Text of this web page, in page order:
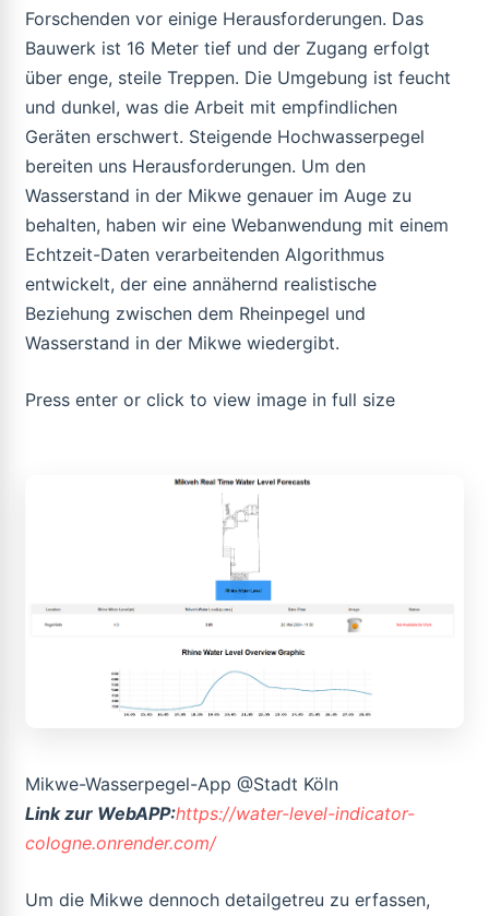
Forschenden vor einige Herausforderungen. Das
Bauwerk ist 16 Meter tief und der Zugang erfolgt
über enge, steile Treppen. Die Umgebung ist feucht
und dunkel, was die Arbeit mit empfindlichen
Geräten erschwert. Steigende Hochwasserpegel
bereiten uns Herausforderungen. Um den
Wasserstand in der Mikwe genauer im Auge zu
behalten, haben wir eine Webanwendung mit einem
Echtzeit-Daten verarbeitenden Algorithmus
entwickelt, der eine annähernd realistische
Beziehung zwischen dem Rheinpegel und
Wasserstand in der Mikwe wiedergibt.
Press enter or click to view image in full size
Mikwe-Wasserpegel-App @Stadt Köln
Link zur WebAPP:https://water-level-indicator-
cologne.onrender.com/
Um die Mikwe dennoch detailgetreu zu erfassen,